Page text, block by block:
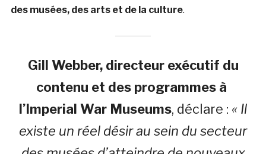
des musées, des arts et de la culture.
Gill Webber, directeur exécutif du
contenu et des programmes à
l’Imperial War Museums, déclare : « Il
existe un réel désir au sein du secteur